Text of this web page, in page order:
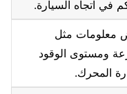
في اتجاه السيارة.
معلومات مثل
ومستوى الوقود
المحرك.